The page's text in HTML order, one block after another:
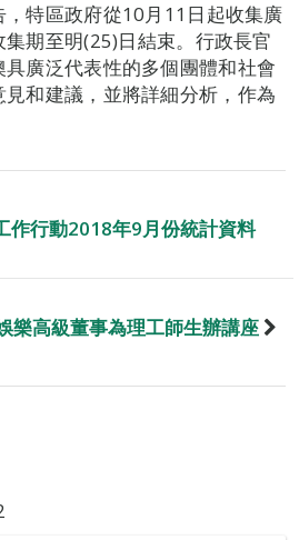
特區政府從10月11日起收集廣
期至明(25)日結束。行政長官
廣泛代表性的多個團體和社會
和建議，並將詳細分析，作為
作行動2018年9月份統計資料
樂高級董事為理工師生辦講座